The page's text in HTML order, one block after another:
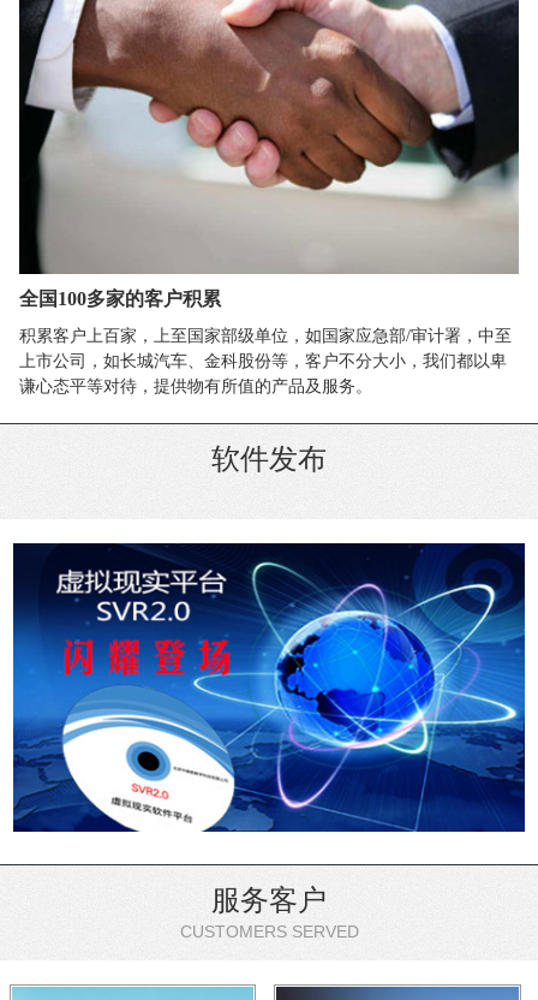
全国100多家的客户积累
积累客户上百家，上至国家部级单位，如国家应急部/审计署，中至
上市公司，如长城汽车、金科股份等，客户不分大小，我们都以卑
谦心态平等对待，提供物有所值的产品及服务。
软件发布
服务客户
CUSTOMERS SERVED